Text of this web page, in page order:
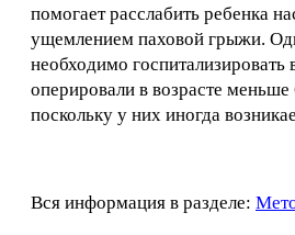
помогает расслабить ребенка
ущемлением паховой грыжи.
необходимо
оперировали в возрасте
поскольку у них иногда
Вся информация в разделе: